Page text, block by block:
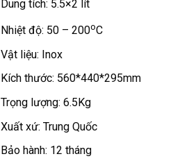
Dung tích: 5.5×2 lít
Nhiệt độ: 50 – 200oC
Vật liệu: Inox
Kích thước: 560*440*295mm
Trọng lượng: 6.5Kg
Xuất xứ: Trung Quốc
Bảo hành: 12 tháng